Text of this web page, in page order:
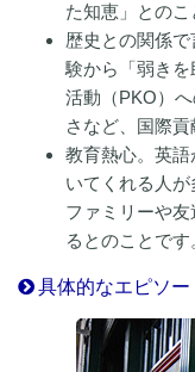
た知恵」とのこ
歴史との関係
験から「弱き
活動（PKO）
さなど、国際貢
教育熱心。英
いてくれる人
ファミリーや
るとのことです
具体的なエピソー